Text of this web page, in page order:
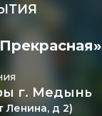
г. Медынь
Ленина, д 2)